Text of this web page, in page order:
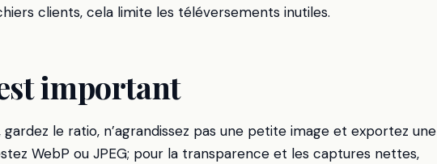
clients, cela limite les téléversements inutiles.
important
gardez le ratio, n’agrandissez pas une petite image et exportez une
WebP ou JPEG; pour la transparence et les captures nettes,